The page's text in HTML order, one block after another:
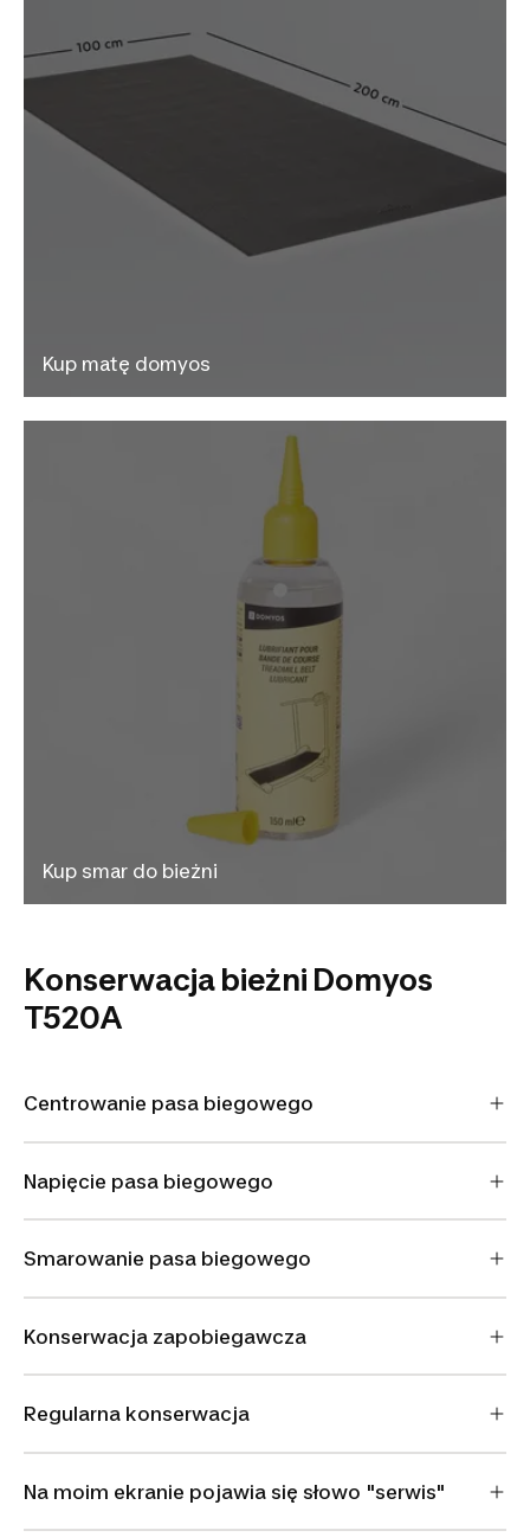
Kup matę domyos
Kup smar do bieżni
Konserwacja bieżni Domyos
T520A
Centrowanie pasa biegowego
Napięcie pasa biegowego
Smarowanie pasa biegowego
Konserwacja zapobiegawcza
Regularna konserwacja
Na moim ekranie pojawia się słowo "serwis"